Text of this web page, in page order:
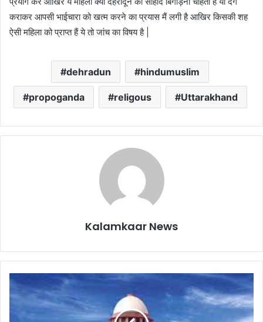
कराकर आपसी भाईचारा को खत्म करने का प्रयास मैं लगी है आखिर किसकी शह
ऐसी महिला को प्राप्त हैं ये तो जांच का विषय है |
dehradun hindumuslim
propoganda religous Uttarakhand
Kalamkaar News